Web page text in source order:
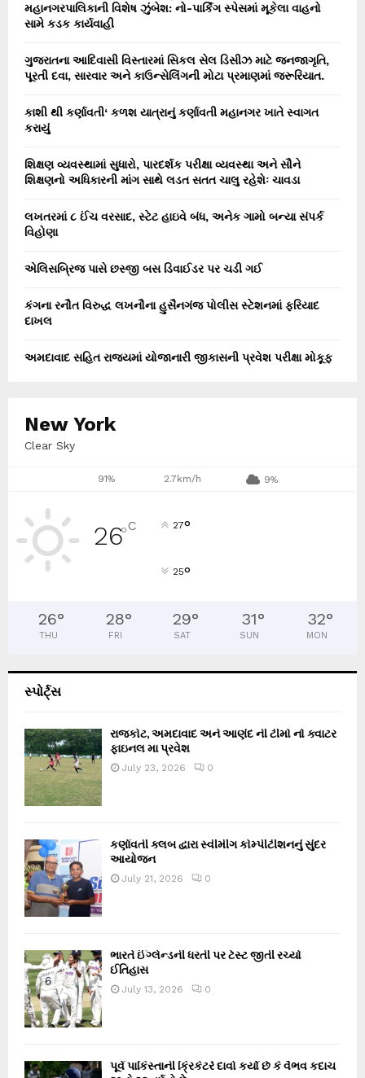
મહાનગરપાલિકાની વિશેષ ઝુંબેશ: નો-પાર્કિંગ સ્પેસમાં મૂકેલા વાહનો
સામે કડક કાર્યવાહી
ગુજરાતના આદિવાસી વિસ્તારમાં સિકલ સેલ ડિસીઝ માટે જનજાગૃતિ,
પૂરતી દવા, સારવાર અને કાઉન્સેલિંગની મોટા પ્રમાણમાં જરૂરિયાત.
કાશી થી કર્ણાવતી‘ કળશ યાત્રાનું કર્ણાવતી મહાનગર ખાતે સ્વાગત
કરાયું
શિક્ષણ વ્યવસ્થામાં સુધારો, પારદર્શક પરીક્ષા વ્યવસ્થા અને સૌને
શિક્ષણનો અધિકારની માંગ સાથે લડત સતત ચાલુ રહેશેઃ ચાવડા
લખતરમાં ૮ ઈંચ વરસાદ, સ્ટેટ હાઇવે બંધ, અનેક ગામો બન્યા સંપર્ક
વિહોણા
એલિસબ્રિજ પાસે છસ્જી બસ ડિવાઈડર પર ચડી ગઈ
કંગના રનૌત વિરુદ્ધ લખનૌના હુસૈનગંજ પોલીસ સ્ટેશનમાં ફરિયાદ
દાખલ
અમદાવાદ સહિત રાજ્યમાં યોજાનારી જીકાસની પ્રવેશ પરીક્ષા મોકૂફ
New York
Clear Sky
91% 2.7km/h 9%
26°C 27°
25°
26°
THU
28°
FRI
29°
SAT
31°
SUN
32°
MON
સ્પોર્ટ્સ
રાજકોટ, અમદાવાદ અને આણંદ ની ટીમો નો ક્વાટર
ફાઇનલ મા પ્રવેશ
July 23, 2026 0
કર્ણાવતી ક્લબ દ્વારા સ્વીમીંગ કોમ્પીટીશનનું સુંદર
આયોજન
July 21, 2026 0
ભારતે ઈંગ્લેન્ડની ધરતી પર ટેસ્ટ જીતી રચ્યો
ઈતિહાસ
July 13, 2026 0
પૂર્વ પાકિસ્તાની ક્રિકેટરે દાવો કર્યો છે કે વૈભવ કદાચ